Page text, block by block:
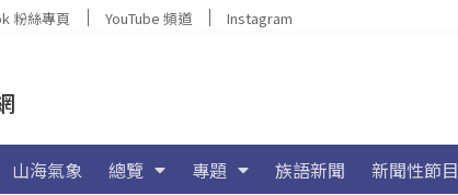
粉絲專頁 YouTube 頻道 Instagram
山海氣象 總覽 專題 族語新聞 新聞性節目